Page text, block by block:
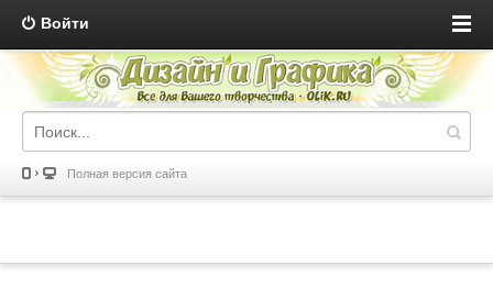
Войти
Полная версия сайта